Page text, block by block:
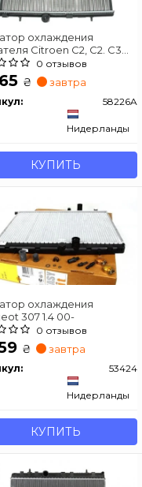
охлаждения
Citroen C2, C2. C3
C4.Peugeot 1007, 2008
208, 208 I 1.0-2.0 05.01-
0 отзывов
₴ завтра
58226A
Нидерланды
КУПИТЬ
охлаждения
307 1.4 00-
0 отзывов
₴ завтра
53424
Нидерланды
КУПИТЬ